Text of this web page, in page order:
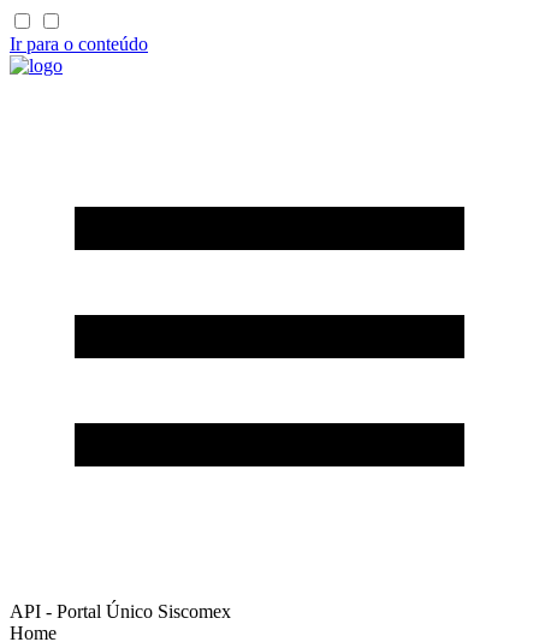
Ir para o conteúdo
API - Portal Único Siscomex
Home